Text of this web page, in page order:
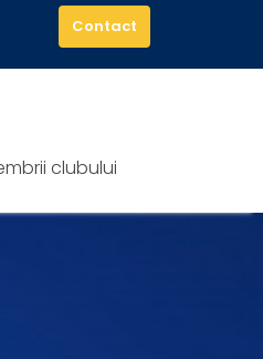
Contact
clubului